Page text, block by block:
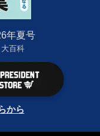
年夏号
百科
から